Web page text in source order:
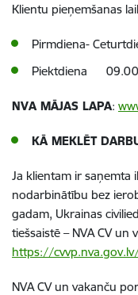
Klientu pieņemšanas
Pirmdiena-
Piektdiena 09.00
NVA MĀJAS LAPA:
KĀ MEKLĒT
Ja klientam ir saņemta
nodarbinātību bez
gadam, Ukrainas
tiešsaistē – NVA CV un
https://
NVA CV un vakanču